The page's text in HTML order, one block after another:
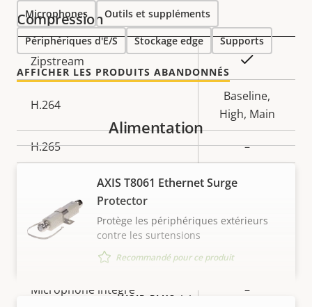
propriété
propriété
Compression
Description
de la
la
Zipstream
H.264
Baseline,
High, Main
H.265 –
Audio
propriété
Valeur de
propriété
Prise en charge audio
Microphone intégré –
Microphones Outils et suppléments
Périphériques d'E/S Stockage edge Supports
AFFICHER LES PRODUITS ABANDONNÉS
VOIR PLUS
Alimentation
AXIS T8061 Ethernet Surge
Protector
Protège les périphériques extérieurs
contre les surtensions
Recommandé pour ce produit